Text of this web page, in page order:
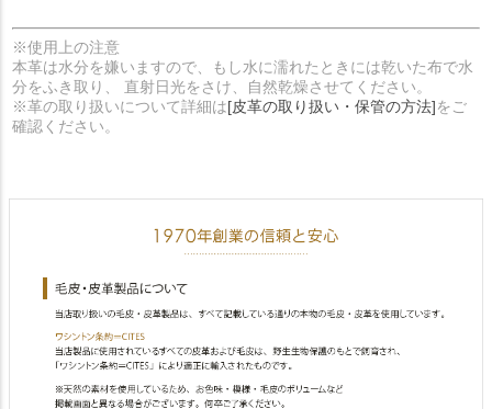
※使用上の注意
本革は水分を嫌いますので、もし水に濡れたときには乾いた布で水
分をふき取り、 直射日光をさけ、自然乾燥させてください。
※革の取り扱いについて詳細は[皮革の取り扱い・保管の方法]をご
確認ください。